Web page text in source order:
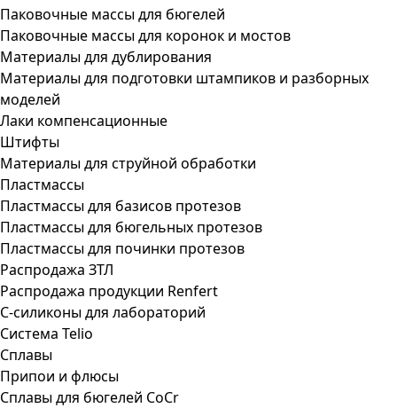
Паковочные массы для бюгелей
Паковочные массы для коронок и мостов
Материалы для дублирования
Материалы для подготовки штампиков и разборных
моделей
Лаки компенсационные
Штифты
Материалы для струйной обработки
Пластмассы
Пластмассы для базисов протезов
Пластмассы для бюгельных протезов
Пластмассы для починки протезов
Распродажа ЗТЛ
Распродажа продукции Renfert
С-силиконы для лабораторий
Система Telio
Сплавы
Припои и флюсы
Сплавы для бюгелей CoCr